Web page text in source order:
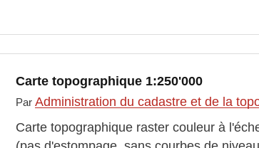
Carte topographique 1:250'000
ParAdministration du cadastre et de la
Carte topographique raster couleur à